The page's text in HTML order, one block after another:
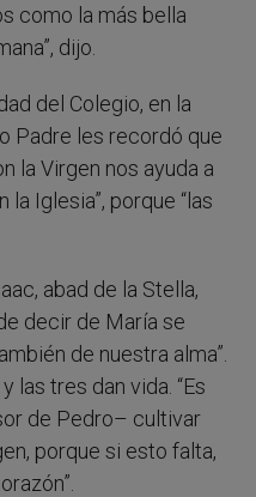
como la más bella
dijo.
del Colegio, en la
Padre les recordó que
la Virgen nos ayuda a
Iglesia”, porque “las
abad de la Stella,
decir de María se
de nuestra alma”.
las tres dan vida. “Es
de Pedro– cultivar
porque si esto falta,